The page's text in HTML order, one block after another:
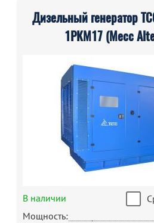
Дизельный генератор
1РКМ17 (Mecc
В наличии
Мощность: